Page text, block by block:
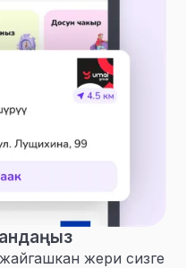
жери сизге